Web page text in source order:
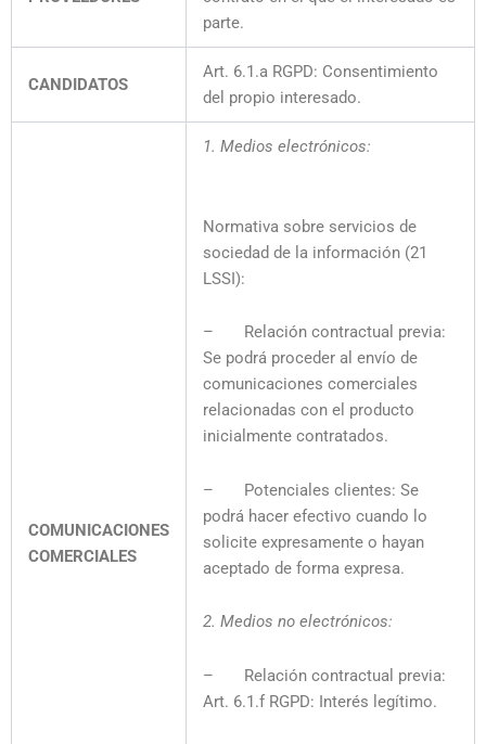
parte.
CANDIDATOS
Art. 6.1.a RGPD: Consentimiento
del propio interesado.
COMUNICACIONES
COMERCIALES
1. Medios electrónicos:
Normativa sobre servicios de
sociedad de la información (21
LSSI):
– Relación contractual previa:
Se podrá proceder al envío de
comunicaciones comerciales
relacionadas con el producto
inicialmente contratados.
– Potenciales clientes: Se
podrá hacer efectivo cuando lo
solicite expresamente o hayan
aceptado de forma expresa.
2. Medios no electrónicos:
– Relación contractual previa:
Art. 6.1.f RGPD: Interés legítimo.